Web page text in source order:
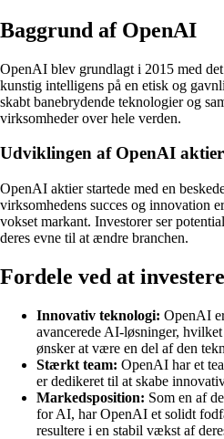
Baggrund af OpenAI
OpenAI blev grundlagt i 2015 med
kunstig intelligens på en etisk og
skabt banebrydende teknologier og
virksomheder over hele verden.
Udviklingen af OpenAI aktier
OpenAI aktier startede med en
virksomhedens succes og innovation
vokset markant. Investorer ser
deres evne til at ændre branchen.
Fordele ved at
Innovativ teknologi: OpenAI
avancerede AI-løsninger,
ønsker at være en del af den
Stærkt team: OpenAI har et
er dedikeret til at skabe
Markedsposition: Som en af
for AI, har OpenAI et solidt
resultere i en stabil vækst af